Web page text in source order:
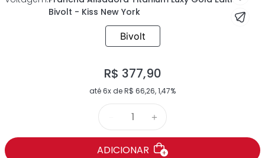
Bivolt - Kiss New York
Bivolt
R$ 377,90
até6x deR$ 66,26,1,47%
＋
ADICIONAR